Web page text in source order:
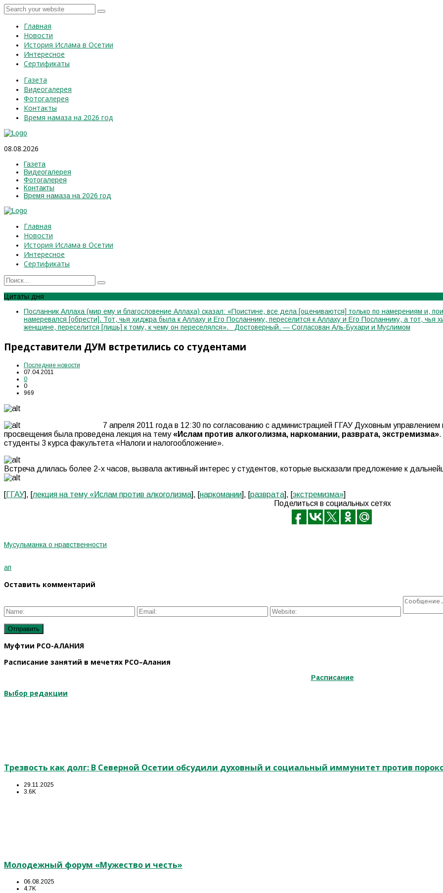
Главная
Новости
История Ислама в Осетии
Интересное
Сертификаты
Газета
Видеогалерея
Фотогалерея
Контакты
Время намаза на 2026 год
08.08.2026
Газета
Видеогалерея
Фотогалерея
Контакты
Время намаза на 2026 год
Главная
Новости
История Ислама в Осетии
Интересное
Сертификаты
Цитаты дня
Посланник Аллаха (мир ему и благословение Аллаха) сказал: «Поистине, все дела [оцениваются] только по намерениям и,
намеревался [обрести]. Тот, чья хиджра была к Аллаху и Его Посланнику, переселится к Аллаху и Его Посланнику, а тот,
женщине, переселится [лишь] к тому, к чему он переселялся». Достоверный. — Согласован Аль-Бухари и Муслимом
Представители ДУМ встретились со студентами
Последние новости
07.04.2011
0
0
969
7 апреля 2011 года в 12:30 по согласованию с администрацией ГГАУ Духовным
просвещения была проведена лекция на тему «Ислам против алкоголизма, наркомании, разврата, экстремизма».
студенты 3 курса факультета «Налоги и налогообложение».
Встреча длилась более 2-х часов, вызвала активный интерес у студентов, которые высказали предложение к
[ГГАУ], [лекция на тему «Ислам против алкоголизма], [наркомании], [разврата], [экстремизма»]
Поделиться в социальных сетях
Мусульманка о нравственности
ап
Оставить комментарий
Муфтии РСО-АЛАНИЯ
Расписание занятий в мечетях РСО–Алания
Расписание
Выбор редакции
Трезвость как долг: В Северной Осетии обсудили духовный и социальный иммунитет против
29.11.2025
3.6K
Молодежный форум «Мужество и честь»
06.08.2025
4.7K